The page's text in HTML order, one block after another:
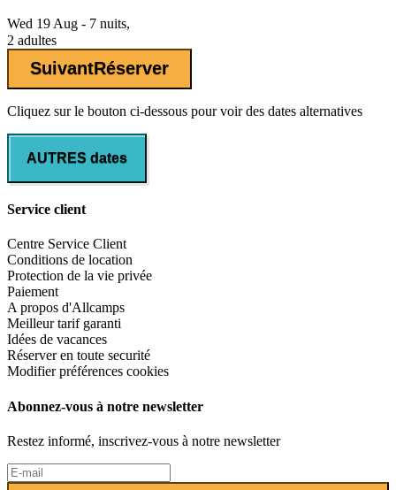
Wed 19 Aug - 7 nuits,
2 adultes
SuivantRéserver
Cliquez sur le bouton ci-dessous pour voir des dates alternatives
AUTRES dates
Service client
Centre Service Client
Conditions de location
Protection de la vie privée
Paiement
A propos d'Allcamps
Meilleur tarif garanti
Idées de vacances
Réserver en toute securité
Modifier préférences cookies
Abonnez-vous à notre newsletter
Restez informé, inscrivez-vous à notre newsletter